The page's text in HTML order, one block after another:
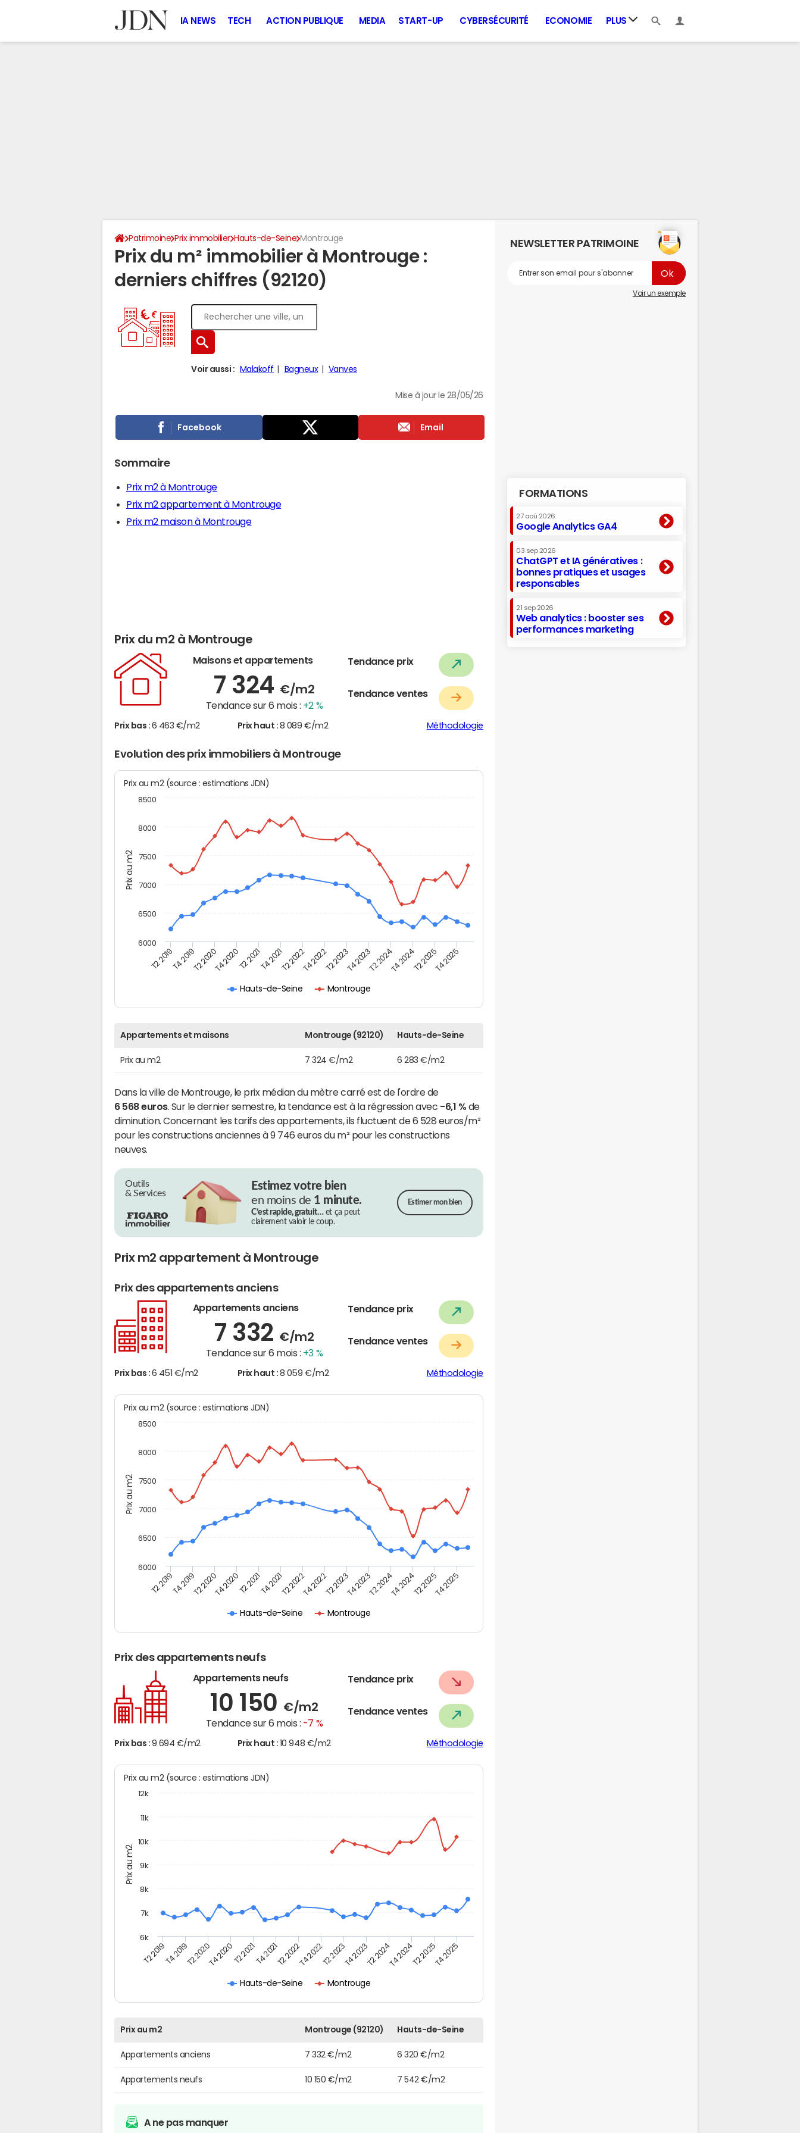
IA NEWS TECH ACTION PUBLIQUE MEDIA START-UP CYBERSÉCURITÉ ECONOMIE PLUS
Patrimoine Prix immobilier Hauts-de-Seine Montrouge
Prix du m² immobilier à Montrouge :
derniers chiffres (92120)
Voir aussi : Malakoff Bagneux Vanves
Mise à jour le 28/05/26
Facebook Email
Sommaire
Prix m2 à Montrouge
Prix m2 appartement à Montrouge
Prix m2 maison à Montrouge
Prix du m2 à Montrouge
Maisons et appartements
7 324 €/m2
Tendance sur 6 mois : +2 %
Tendance prix
Tendance ventes
Prix bas : 6 463 €/m2 Prix haut : 8 089 €/m2 Méthodologie
Evolution des prix immobiliers à Montrouge
Prix au m2
Prix au m2 (source : estimations JDN)
Hauts-de-Seine Montrouge
T2 2019T4 2019T2 2020T4 2020T2 2021T4 2021T2 2022T4 2022T2 2023T4 2023T2 2024T4 2024T2 2025T4 2025
6000
6500
7000
7500
8000
8500
Appartements et maisons Montrouge (92120) Hauts-de-Seine
Prix au m2 7 324 €/m2 6 283 €/m2
Dans la ville de Montrouge, le prix médian du mètre carré est de l'ordre de
6 568 euros. Sur le dernier semestre, la tendance est à la régression avec -6,1 % de
diminution. Concernant les tarifs des appartements, ils fluctuent de 6 528 euros/m²
pour les constructions anciennes à 9 746 euros du m² pour les constructions
neuves.
Outils
& Services
Estimez votre bien
en moins de 1 minute.
C’est rapide, gratuit…et ça peut
clairement valoir le coup.
Estimer mon bien
Prix m2 appartement à Montrouge
Prix des appartements anciens
Appartements anciens
7 332 €/m2
Tendance sur 6 mois : +3 %
Tendance prix
Tendance ventes
Prix bas : 6 451 €/m2 Prix haut : 8 059 €/m2 Méthodologie
Prix au m2
Prix au m2 (source : estimations JDN)
Hauts-de-Seine Montrouge
T2 2019T4 2019T2 2020T4 2020T2 2021T4 2021T2 2022T4 2022T2 2023T4 2023T2 2024T4 2024T2 2025T4 2025
6000
6500
7000
7500
8000
8500
Prix des appartements neufs
Appartements neufs
10 150 €/m2
Tendance sur 6 mois : -7 %
Tendance prix
Tendance ventes
Prix bas : 9 694 €/m2 Prix haut : 10 948 €/m2 Méthodologie
Prix au m2
Prix au m2 (source : estimations JDN)
Hauts-de-Seine Montrouge
T2 2019T4 2019T2 2020T4 2020T2 2021T4 2021T2 2022T4 2022T2 2023T4 2023T2 2024T4 2024T2 2025T4 2025
6k
7k
8k
9k
10k
11k
12k
Prix au m2 Montrouge (92120) Hauts-de-Seine
Appartements anciens 7 332 €/m2 6 320 €/m2
Appartements neufs 10 150 €/m2 7 542 €/m2
A ne pas manquer
NEWSLETTER PATRIMOINE
Voir un exemple
FORMATIONS
27 aoû 2026
Google Analytics GA4
03 sep 2026
ChatGPT et IA génératives :
bonnes pratiques et usages
responsables
21 sep 2026
Web analytics : booster ses
performances marketing